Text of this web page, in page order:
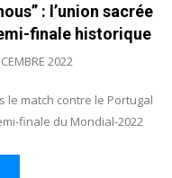
: l’union sacrée
finale historique
2022
le match contre le Portugal
finale du Mondial-2022